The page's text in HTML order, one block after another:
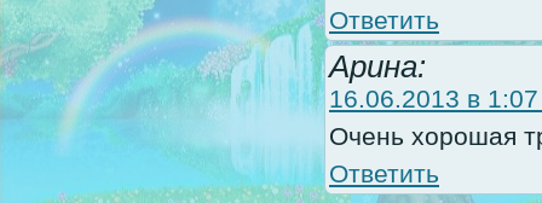
Ответить
Арина:
16.06.2013 в
Очень хорошая
Ответить